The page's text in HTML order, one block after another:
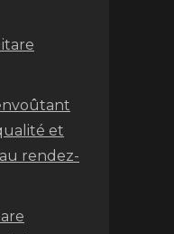
et
rendez-